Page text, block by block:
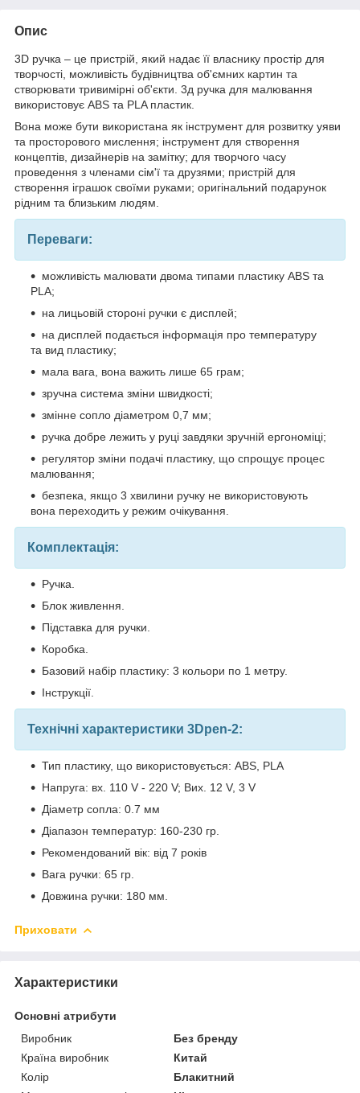
Опис
3D ручка – це пристрій, який надає її власнику простір для
творчості, можливість будівництва об'ємних картин та
створювати тривимірні об'єкти. 3д ручка для малювання
використовує ABS та PLA пластик.
Вона може бути використана як інструмент для розвитку уяви
та просторового мислення; інструмент для створення
концептів, дизайнерів на замітку; для творчого часу
проведення з членами сім'ї та друзями; пристрій для
створення іграшок своїми руками; оригінальний подарунок
рідним та близьким людям.
Переваги:
можливість малювати двома типами пластику ABS та
PLA;
на лицьовій стороні ручки є дисплей;
на дисплей подається інформація про температуру
та вид пластику;
мала вага, вона важить лише 65 грам;
зручна система зміни швидкості;
змінне сопло діаметром 0,7 мм;
ручка добре лежить у руці завдяки зручній ергономіці;
регулятор зміни подачі пластику, що спрощує процес
малювання;
безпека, якщо 3 хвилини ручку не використовують
вона переходить у режим очікування.
Комплектація:
Ручка.
Блок живлення.
Підставка для ручки.
Коробка.
Базовий набір пластику: 3 кольори по 1 метру.
Інструкції.
Технічні характеристики 3Dpen-2:
Тип пластику, що використовується: ABS, PLA
Напруга: вх. 110 V - 220 V; Вих. 12 V, 3 V
Діаметр сопла: 0.7 мм
Діапазон температур: 160-230 гр.
Рекомендований вік: від 7 років
Вага ручки: 65 гр.
Довжина ручки: 180 мм.
Приховати
Характеристики
Основні атрибути
Виробник
Без бренду
Країна виробник
Китай
Колір
Блакитний